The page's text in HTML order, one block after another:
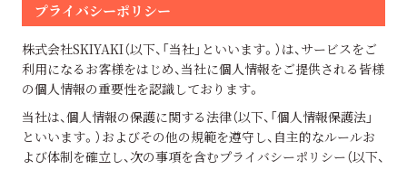
プライバシーポリシー
株式会社SKIYAKI（以下、「当社」といいます。）は、サービスをご
利用になるお客様をはじめ、当社に個人情報をご提供される皆様
の個人情報の重要性を認識しております。
当社は、個人情報の保護に関する法律（以下、「個人情報保護法」
といいます。）およびその他の規範を遵守し、自主的なルールお
よび体制を確立し、次の事項を含むプライバシーポリシー（以下、